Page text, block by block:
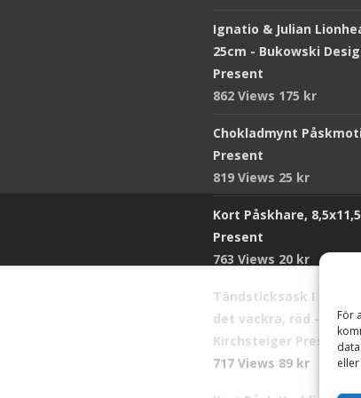
För
Ignatio & Julian
25cm - Bukowski
Present
862 Views 175 kr
Chokladmynt
Present
819 Views 25 kr
Kort Påskhare,
Present
763 Views 20 kr
Tändsticksask I den
det vackra, röd - Ernst
Kirchsteiger Present
717 Views 89 kr